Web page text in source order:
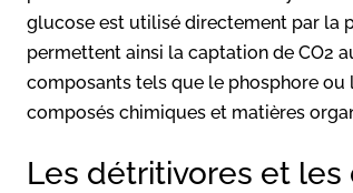
glucose est utilisé directement par la
permettent ainsi la captation de CO2
composants tels que le phosphore ou
composés chimiques et matières
Les détritivores et